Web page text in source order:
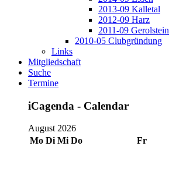
2013-09 Kalletal
2012-09 Harz
2011-09 Gerolstein
2010-05 Clubgründung
Links
Mitgliedschaft
Suche
Termine
iCagenda - Calendar
August 2026
Mo Di Mi Do Fr